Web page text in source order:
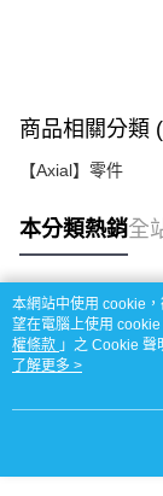
商品相關分類
【Axial】零件
本分類熱銷全
熱門標籤
本網站中使用 cookie
望在電腦上使用
權條款 」之 Cookie
用條款之 Cookie 聲明
了解更多 >